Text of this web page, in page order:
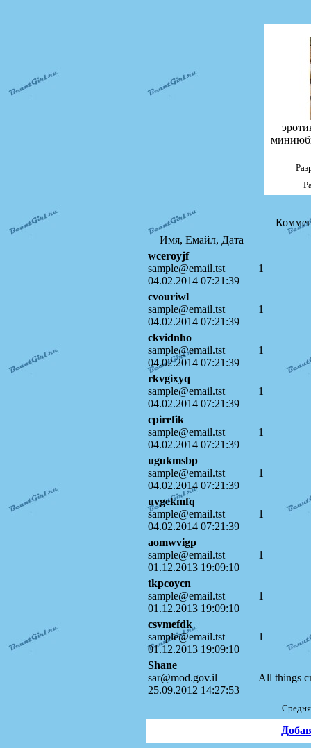
Имя, Емайл, Дата
wceroyjf
sample@email.tst
04.02.2014 07:21:39
1
cvouriwl
sample@email.tst
04.02.2014 07:21:39
1
ckvidnho
sample@email.tst
04.02.2014 07:21:39
1
rkvgixyq
sample@email.tst
04.02.2014 07:21:39
1
cpirefik
sample@email.tst
04.02.2014 07:21:39
1
ugukmsbp
sample@email.tst
04.02.2014 07:21:39
1
uvgekmfq
sample@email.tst
04.02.2014 07:21:39
1
aomwvigp
sample@email.tst
01.12.2013 19:09:10
1
tkpcoycn
sample@email.tst
01.12.2013 19:09:10
1
csvmefdk
sample@email.tst
01.12.2013 19:09:10
1
Shane
sar@mod.gov.il
25.09.2012 14:27:53
All things